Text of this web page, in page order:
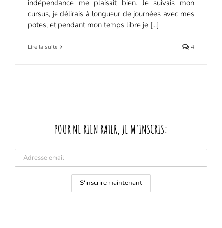
indépendance me plaisait bien. Je suivais mon
cursus, je délirais à longueur de journées avec mes
potes, et pendant mon temps libre je [...]
Lire la suite 4
POUR NE RIEN RATER, JE M'INSCRIS: